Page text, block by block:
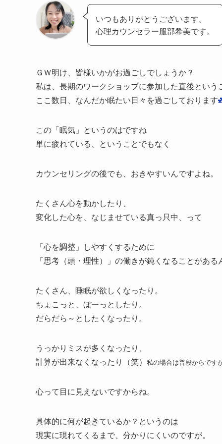
いつもありがとうございます。
心理カウンセラー服部希美です。
ＧＷ明け、皆様いかがお過ごしでしょうか？
私は、長期のワークショップに参加した直後という
ここ数日、なんだか眠たい日々を過ごしております
この「眠気」というのはですね
単に疲れている、ということでもなく
カウンセリングの後でも、おきやすいんですよね。
たくさん心を動かしたり、
変化した心を、なじませている真っ只中、って
「心を調整」しやすくするために
「思考（頭・理性）」の働きが鈍くなることがある
たくさん、睡眠が欲しくなったり。
ちょこっと、ぼーっとしたり。
だらだら～としたくなったり。
うっかりミスが多くなったり、
計算が出来なくなったり（笑） 私の場合は普段からですが
心って目に見えないですからね。
具体的に何が起きているか？というのは
現実に現れてくるまで、分かりにくいのですが。